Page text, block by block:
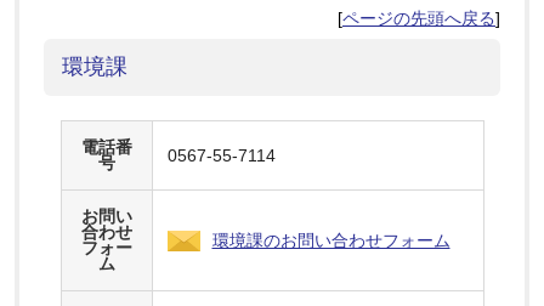
[ページの先頭へ戻る]
環境課
電話番
号
0567-55-7114
お問い
合わせ
フォー
ム
環境課のお問い合わせフォーム